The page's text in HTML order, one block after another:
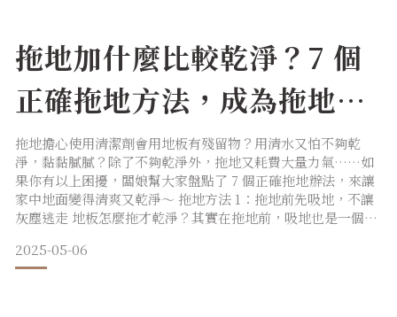
拖地加什麼比較乾淨？7 個
正確拖地方法，成為拖地達
人，地板亮晶晶！
拖地擔心使用清潔劑會用地板有殘留物？用清水又怕不夠乾
淨，黏黏膩膩？除了不夠乾淨外，拖地又耗費大量力氣……如
果你有以上困擾，闆娘幫大家盤點了 7 個正確拖地辦法，來讓
家中地面變得清爽又乾淨～ 拖地方法 1：拖地前先吸地，不讓
灰塵逃走 地板怎麼拖才乾淨？其實在拖地前，吸地也是一個很
乾淨。在拖地前先吸地，不只可以先一步把灰塵、頭髮等容易
黏在地板上的小東西清理乾淨，也是可以避免地板越拖越髒的
2025-05-06